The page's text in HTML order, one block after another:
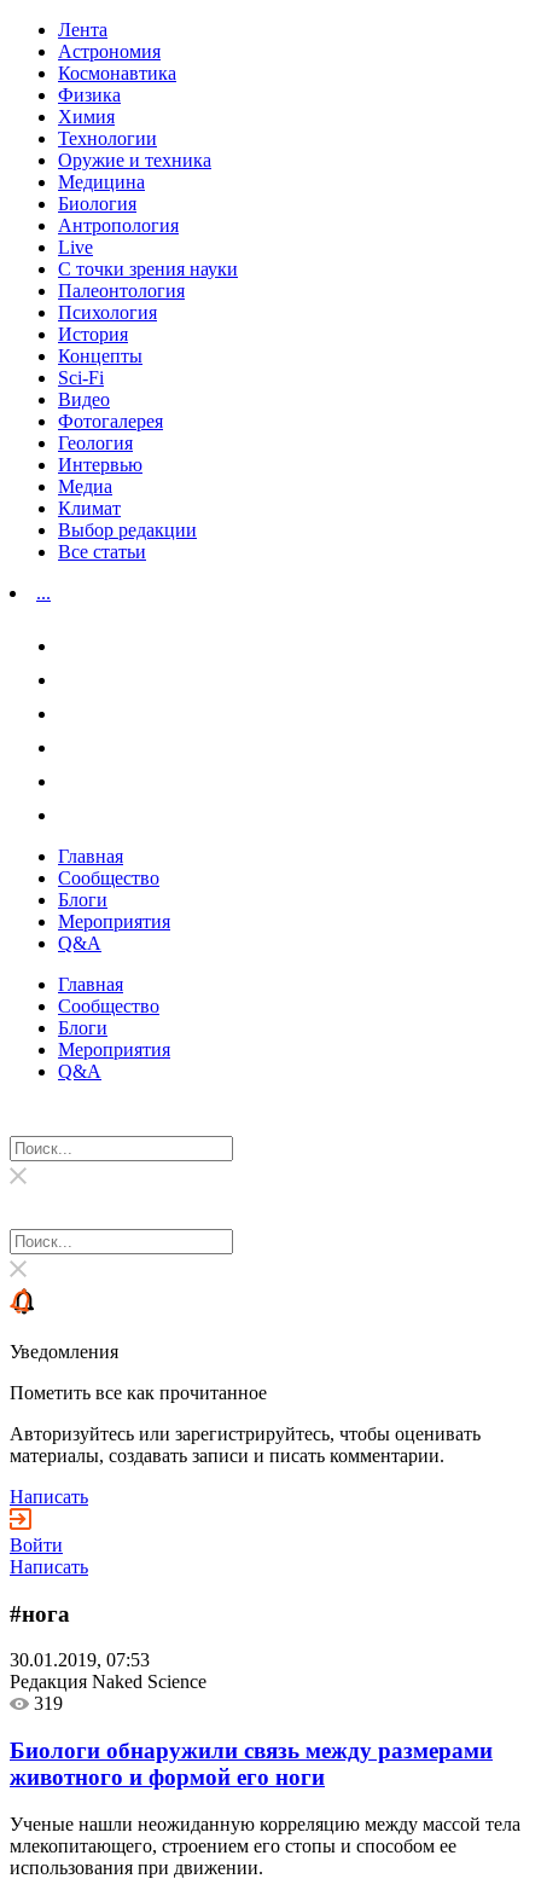
Лента
Астрономия
Космонавтика
Физика
Химия
Технологии
Оружие и техника
Медицина
Биология
Антропология
Live
С точки зрения науки
Палеонтология
Психология
История
Концепты
Sci-Fi
Видео
Фотогалерея
Геология
Интервью
Медиа
Климат
Выбор редакции
Все статьи
...
Главная
Сообщество
Блоги
Мероприятия
Q&A
Главная
Сообщество
Блоги
Мероприятия
Q&A
Уведомления
Пометить все как прочитанное
Авторизуйтесь или зарегистрируйтесь, чтобы оценивать
материалы, создавать записи и писать комментарии.
Написать
Войти
Написать
#нога
30.01.2019, 07:53
Редакция Naked Science
319
Биологи обнаружили связь между размерами
животного и формой его ноги
Ученые нашли неожиданную корреляцию между массой тела
млекопитающего, строением его стопы и способом ее
использования при движении.